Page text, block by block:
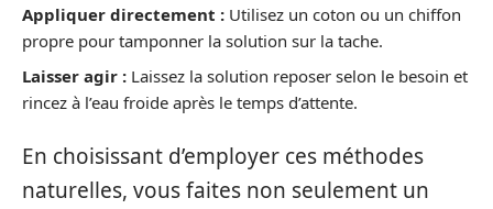
Appliquer directement : Utilisez un coton ou un chiffon
propre pour tamponner la solution sur la tache.
Laisser agir : Laissez la solution reposer selon le besoin et
rincez à l’eau froide après le temps d’attente.
En choisissant d’employer ces méthodes
naturelles, vous faites non seulement un